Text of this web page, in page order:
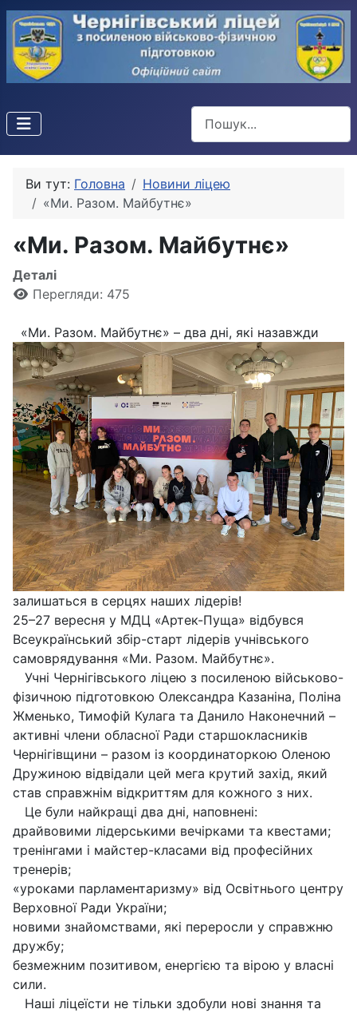
Пошук
Ви тут: Головна
Новини ліцею
«Ми. Разом. Майбутнє»
«Ми. Разом. Майбутнє»
Деталі
Перегляди: 475
«Ми. Разом. Майбутнє» – два дні, які назавжди
залишаться в серцях наших лідерів!
25–27 вересня у МДЦ «Артек-Пуща» відбувся
Всеукраїнський збір-старт лідерів учнівського
самоврядування «Ми. Разом. Майбутнє».
Учні Чернігівського ліцею з посиленою військово-
фізичною підготовкою Олександра Казаніна, Поліна
Жменько, Тимофій Кулага та Данило Наконечний –
активні члени обласної Ради старшокласників
Чернігівщини – разом із координаторкою Оленою
Дружиною відвідали цей мега крутий захід, який
став справжнім відкриттям для кожного з них.
Це були найкращі два дні, наповнені:
драйвовими лідерськими вечірками та квестами;
тренінгами і майстер-класами від професійних
тренерів;
«уроками парламентаризму» від Освітнього центру
Верховної Ради України;
новими знайомствами, які переросли у справжню
дружбу;
безмежним позитивом, енергією та вірою у власні
сили.
Наші ліцеїсти не тільки здобули нові знання та